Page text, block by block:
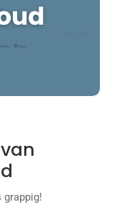
grappig!